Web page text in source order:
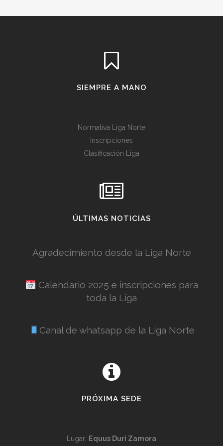
SIEMPRE A MANO
Normativa Liga Norte
Inscripciones
Clasificación Liga
ÚLTIMAS NOTICIAS
Agradecimiento desde la Liga Norte
Calendario 2025 e inscripciones para
toda la Liga
Canal de whatsapp de la Liga Norte
PRÓXIMA SEDE
Lugar: Equus Duri Zamora